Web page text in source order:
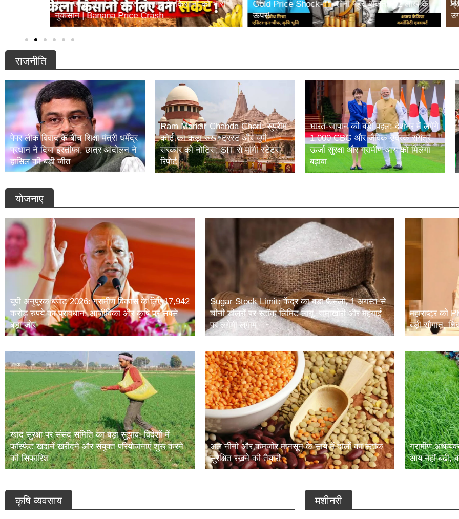
ईरान-खाड़ी संघर्ष का असर! सोलापुर के किसानों को भारी
नुकसान | Banana Price Crash
Gold Price Shock
सोना पहुंच सकता है 2 लाख के
ऊपर!
राजनीति
पेपर लीक विवाद के बीच शिक्षा मंत्री धर्मेंद्र
प्रधान ने दिया इस्तीफा, छात्र आंदोलन ने
हासिल की बड़ी जीत
Ram Mandir Chanda Chori: सुप्रीम
कोर्ट का कड़ा रुख, ट्रस्ट और यूपी
सरकार को नोटिस; SIT से मांगी स्टेटस
रिपोर्ट
भारत-जापान की बड़ी पहल: देशभर में लगेंगे
1,000 CBG और जैविक उर्वरक संयंत्र,
ऊर्जा सुरक्षा और ग्रामीण आय को मिलेगा
बढ़ावा
योजनाए
यूपी अनुपूरक बजट 2026: ग्रामीण विकास के लिए 17,942
करोड़ रुपये का प्रावधान; आजीविका और कृषि पर सबसे
बड़ा जोर
Sugar Stock Limit: केंद्र का बड़ा फैसला, 1 अगस्त से
चीनी डीलरों पर स्टॉक लिमिट लागू, जमाखोरी और महंगाई
पर लगेगी लगाम
महाराष्ट्र
बड़ी सौगात,
खाद सुरक्षा पर संसद समिति का बड़ा सुझाव: विदेशों में
फॉस्फेट खदानें खरीदने और संयुक्त परियोजनाएं शुरू करने
की सिफारिश
अल नीनो और कमजोर मानसून के साये में दालों का स्टॉक
सुरक्षित रखने की तैयारी
ग्रामीण
आय नहीं बढ़ी,
कृषि व्यवसाय मशीनरी